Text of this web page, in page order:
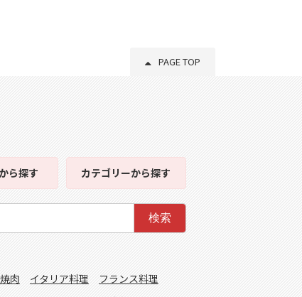
PAGE TOP
ら探す カテゴリーから探す
検索
焼肉 イタリア料理
フランス料理